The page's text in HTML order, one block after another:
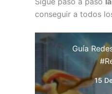
conseguir a todos
Guía
15